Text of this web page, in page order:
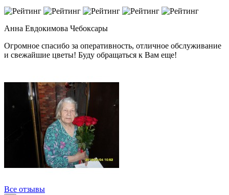
Анна Евдокимова Чебоксары
Огромное спасибо за оперативность, отличное обслуживание
и свежайшие цветы! Буду обращаться к Вам еще!
Все отзывы